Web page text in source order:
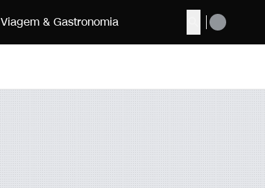
Buscar
Viagem & Gastronomia